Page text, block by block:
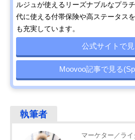
ルジュが使えるリーズナブルなプラ
代に使える付帯保険や高ステータス
も充実しています。
公式サイトで
Moovoo記事で見る
マーケター／ライ